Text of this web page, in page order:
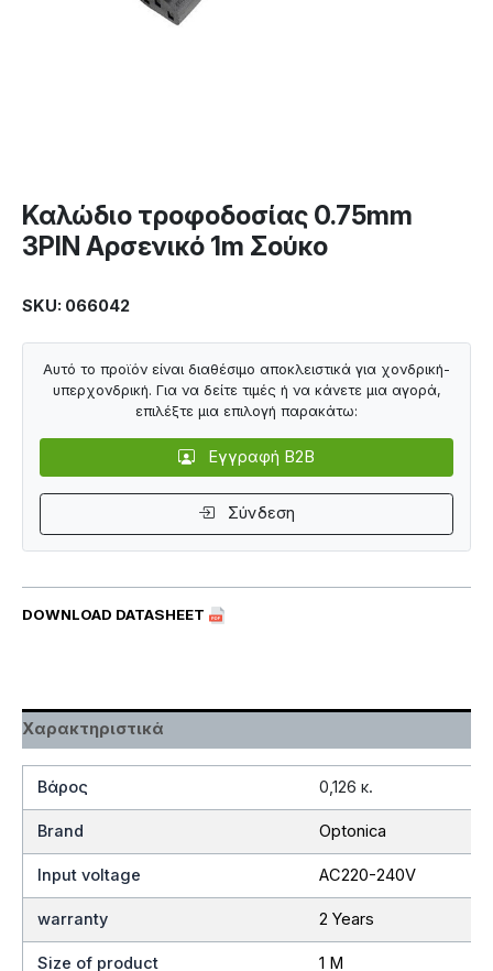
Καλώδιο τροφοδοσίας 0.75mm
3PIN Αρσενικό 1m Σούκο
SKU: 066042
DOWNLOAD DATASHEET
Αυτό το προϊόν είναι διαθέσιμο αποκλειστικά για χονδρική-
υπερχονδρική. Για να δείτε τιμές ή να κάνετε μια αγορά,
επιλέξτε μια επιλογή παρακάτω:
Εγγραφή B2B
Σύνδεση
Χαρακτηριστικά
Βάρος 0,126 κ.
Brand Optonica
Input voltage AC220-240V
warranty 2 Years
Size of product 1 M